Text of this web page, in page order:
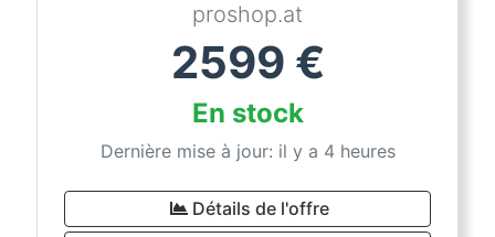
proshop.at
2599 €
En stock
Dernière mise à jour: il y a 4 heures
Détails de l'offre